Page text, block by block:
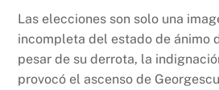
Las elecciones son solo una
incompleta del estado de ánimo
pesar de su derrota, la
provocó el ascenso de